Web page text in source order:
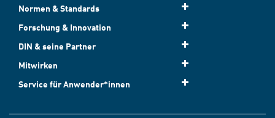
Normen & Standards
Forschung & Innovation
DIN & seine Partner
Mitwirken
Service für Anwender*innen